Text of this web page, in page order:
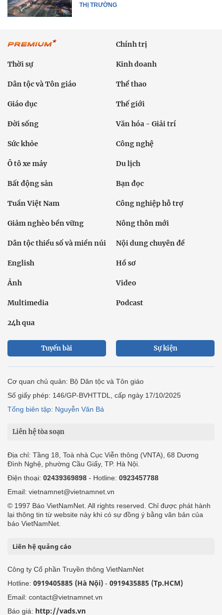
THỊ TRƯỜNG
Chính trị
Thời sự Kinh doanh
Dân tộc và Tôn giáo Thể thao
Giáo dục Thế giới
Đời sống Văn hóa - Giải trí
Sức khỏe Công nghệ
Ô tô xe máy Du lịch
Bất động sản Bạn đọc
Tuần Việt Nam Công nghiệp hỗ trợ
Giảm nghèo bền vững Nông thôn mới
Dân tộc thiểu số và miền núi Nội dung chuyên đề
English Hồ sơ
Ảnh Video
Multimedia Podcast
24h qua
Tuyến bài Sự kiện
Cơ quan chủ quản: Bộ Dân tộc và Tôn giáo
Số giấy phép: 146/GP-BVHTTDL, cấp ngày 17/10/2025
Tổng biên tập: Nguyễn Văn Bá
Liên hệ tòa soạn
Địa chỉ: Tầng 18, Toà nhà Cục Viễn thông (VNTA), 68 Dương
Đình Nghệ, phường Cầu Giấy, TP. Hà Nội.
Điện thoại: 02439369898 - Hotline: 0923457788
Email: vietnamnet@vietnamnet.vn
© 1997 Báo VietNamNet. All rights reserved. Chỉ được phát hành
lại thông tin từ website này khi có sự đồng ý bằng văn bản của
báo VietNamNet.
Liên hệ quảng cáo
Công ty Cổ phần Truyền thông VietNamNet
Hotline: 0919405885 (Hà Nội) - 0919435885 (Tp.HCM)
Email: contact@vietnamnet.vn
Báo giá: http://vads.vn